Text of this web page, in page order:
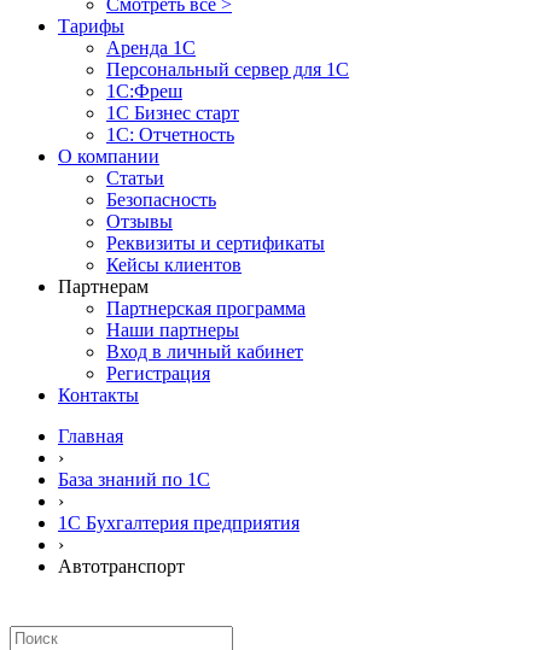
Смотреть все >
Тарифы
Аренда 1С
Персональный сервер для 1С
1С:Фреш
1С Бизнес старт
1С: Отчетность
О компании
Статьи
Безопасность
Отзывы
Реквизиты и сертификаты
Кейсы клиентов
Партнерам
Партнерская программа
Наши партнеры
Вход в личный кабинет
Регистрация
Контакты
Главная
›
База знаний по 1С
›
1С Бухгалтерия предприятия
›
Автотранспорт